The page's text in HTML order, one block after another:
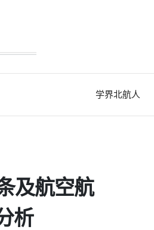
学界北航人
及航空航
析